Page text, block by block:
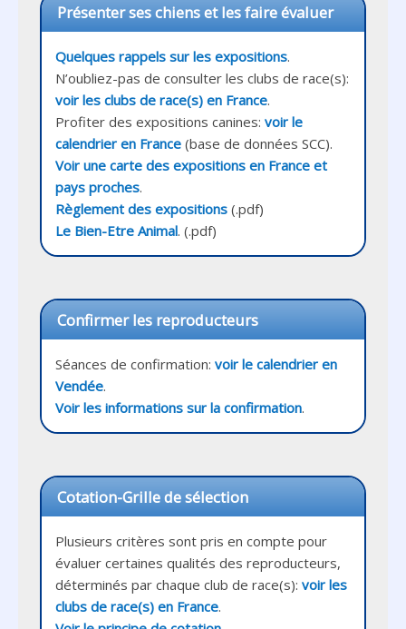
Présenter ses chiens et les faire évaluer
Quelques rappels sur les expositions.
voir les clubs de race(s) en France.
Profiter des expositions canines: voir le
calendrier en France
Voir une carte des expositions en France et
pays proches
Règlement des expositions
Le Bien-Etre Animal
Confirmer les reproducteurs
Séances de confirmation: voir le calendrier en
Vendée
Voir les informations sur la confirmation
Cotation-Grille de sélection
Plusieurs critères sont pris en compte pour
évaluer certaines qualités des reproducteurs,
déterminés par chaque club de race(s): voir les
clubs de race(s) en France